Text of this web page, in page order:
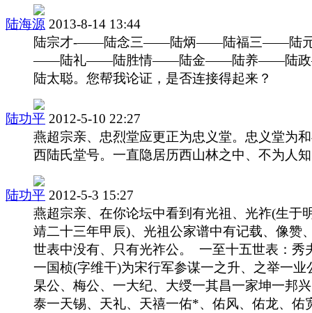
陆海源 2013-8-14 13:44
陆宗才-——陆念三——陆炳——陆福三——陆
——陆礼——陆胜情——陆金——陆养——陆
陆太聪。您帮我论证，是否连接得起来？
陆功平 2012-5-10 22:27
燕超宗亲、忠烈堂应更正为忠义堂。忠义堂为
西陆氏堂号。一直隐居历西山林之中、不为人
陆功平 2012-5-3 15:27
燕超宗亲、在你论坛中看到有光祖、光祚(生于
靖二十三年甲辰)、光祖公家谱中有记载、像赞
世表中没有、只有光祚公。 一至十五世表：秀
一国桢(字维干)为宋行军参谋一之升、之举一业
杲公、梅公、一大纪、大绶一其昌一家坤一邦
泰一天锡、天礼、天禧一佑*、佑风、佑龙、佑